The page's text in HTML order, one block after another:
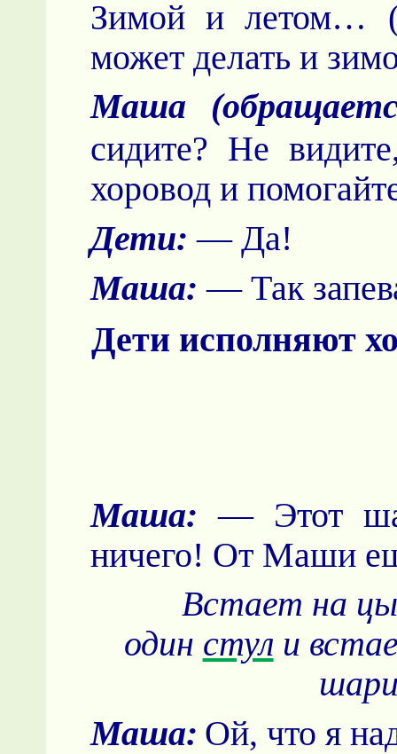
Зимой и летом…
может делать и
Маша
сидите? Не
хоровод и
Дети: — Да!
Маша: — Так
Дети исполняют
Маша: — Этот
ничего! От Маши
Встает на
один стул и
Маша: Ой, что я